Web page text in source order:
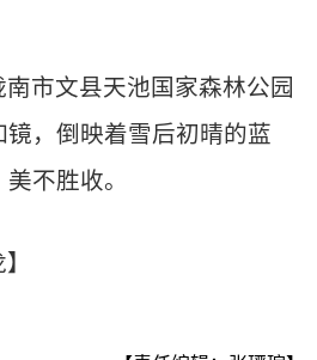
市文县天池国家森林公园
，倒映着雪后初晴的蓝
不胜收。